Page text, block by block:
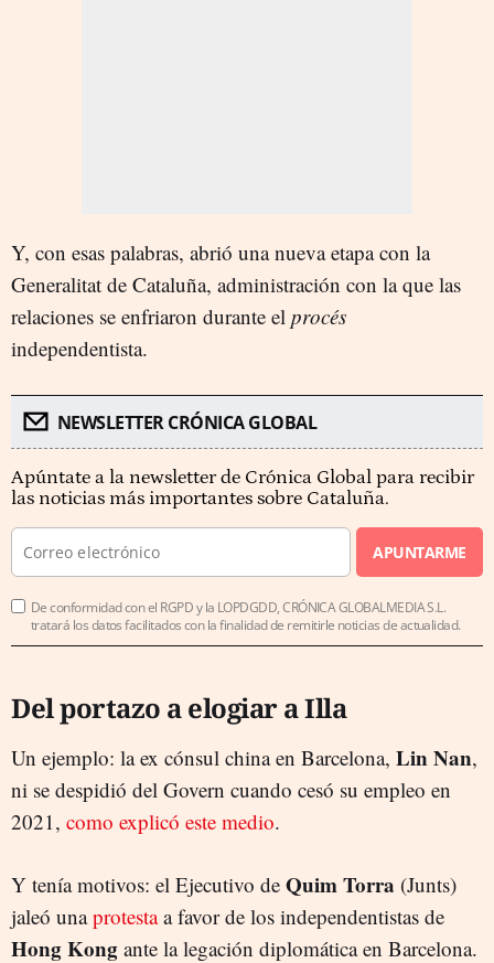
Y, con esas palabras, abrió una nueva etapa con la
Generalitat de Cataluña, administración con la que las
relaciones se enfriaron durante el procés
independentista.
NEWSLETTER CRÓNICA GLOBAL
Apúntate a la newsletter de Crónica Global para recibir
las noticias más importantes sobre Cataluña.
APUNTARME
De conformidad con el RGPD y la LOPDGDD, CRÓNICA GLOBALMEDIA S.L.
tratará los datos facilitados con la finalidad de remitirle noticias de actualidad.
Del portazo a elogiar a Illa
Un ejemplo: la ex cónsul china en Barcelona, Lin Nan,
ni se despidió del Govern cuando cesó su empleo en
2021, como explicó este medio.
Y tenía motivos: el Ejecutivo de Quim Torra (Junts)
jaleó unaprotestaa favor de los independentistas de
Hong Kong ante la legación diplomática en Barcelona.